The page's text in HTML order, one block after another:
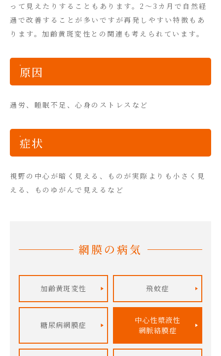
って見えたりすることもあります。2～3カ月で自然経
過で改善することが多いですが再発しやすい特徴もあ
ります。加齢黄斑変性との関連も考えられています。
原因
過労、睡眠不足、心身のストレスなど
症状
視野の中心が暗く見える、ものが実際よりも小さく見
える、ものゆがんで見えるなど
網膜の病気
加齢黄斑変性 飛蚊症
糖尿病網膜症
中心性漿液性
網脈絡膜症